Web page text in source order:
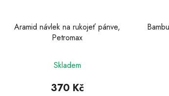
Aramid návlek na rukojeť pánve,
Petromax
Skladem
370 Kč